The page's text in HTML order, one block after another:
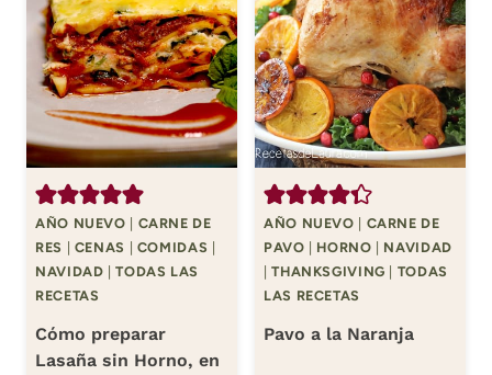
AÑO NUEVO
CARNE DE
RES
CENAS COMIDAS
NAVIDAD |TODAS LAS
RECETAS
Cómo preparar
Lasaña sin Horno, en
AÑO NUEVO
CARNE DE
PAVO
HORNO
NAVIDAD
|THANKSGIVING
TODAS
LAS RECETAS
Pavo a la Naranja